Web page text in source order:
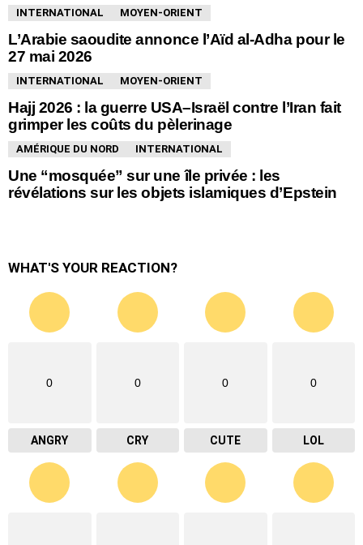
INTERNATIONAL MOYEN-ORIENT
L’Arabie saoudite annonce l’Aïd al-Adha pour le
27 mai 2026
INTERNATIONAL MOYEN-ORIENT
Hajj 2026 : la guerre USA–Israël contre l’Iran fait
grimper les coûts du pèlerinage
AMÉRIQUE DU NORD INTERNATIONAL
Une “mosquée” sur une île privée : les
révélations sur les objets islamiques d’Epstein
WHAT'S YOUR REACTION?
0
ANGRY
0
CRY
0
CUTE
0
LOL